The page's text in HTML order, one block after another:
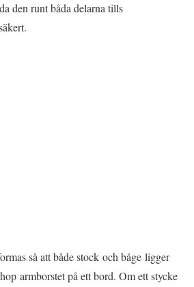
den runt båda delarna tills
så att både stock och båge ligger
armborstet på ett bord. Om ett stycke